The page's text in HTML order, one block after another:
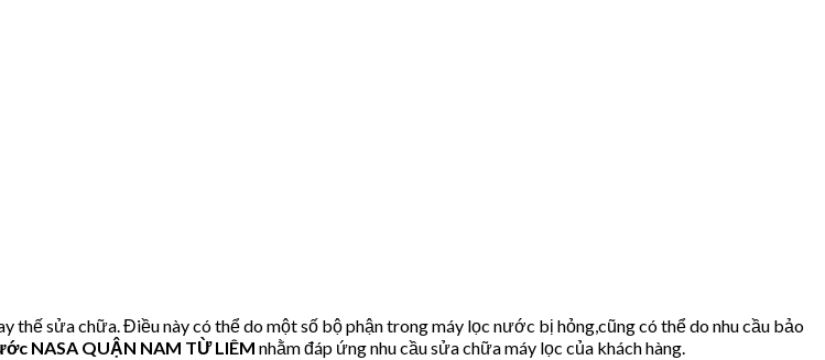
sửa chữa. Điều này có thể do một số bộ phận trong máy lọc nước bị hỏng,cũng có thể do nhu cầu bảo
NASA QUẬN NAM TỪ LIÊM nhằm đáp ứng nhu cầu sửa chữa máy lọc của khách hàng.